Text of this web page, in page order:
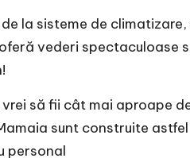
la sisteme de
vederi spectaculoase
vrei să fii cât mai aproape
sunt construite
personal